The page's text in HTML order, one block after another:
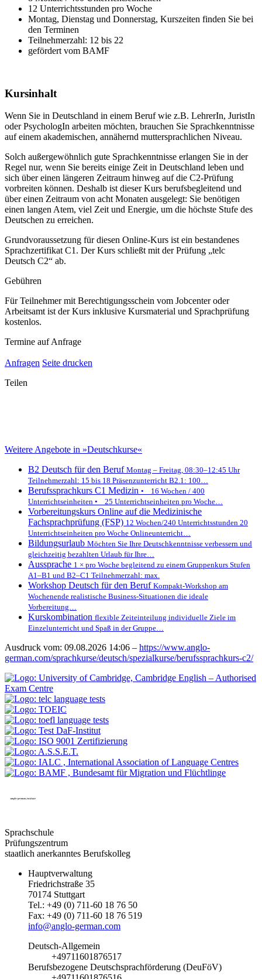
12 Unterrichtsstunden pro Woche
Montag, Dienstag und Donnerstag, Kurszeiten finden Sie bei
den Terminen
Teilnehmerzahl: 12 bis 22
gefördert vom BAMF
Kursinhalt
Wenn Sie in Deutschland in einem Beruf wie z.B. LehrerIn, JuristIn
oder PsychologIn arbeiten möchten, brauchen Sie Sprachkenntnisse
auf einem akademischen, annähernd muttersprachlichen Niveau.
Solch außergewöhnlich gute Sprachkenntnisse erlangen Sie in der
Regel nur, wenn Sie bereits einige Zeit in Deutschland leben und
sich über einen längeren Zeitraum hinweg auf die C2-Prüfung
vorbreiten können. Deshalb ist dieser Kurs berufsbegleitend und
über einen Zeitraum von acht Monaten ausgelegt: Sie benötigen
einen langen Atem, viel Zeit und Energie, um die höchste Stufe des
Deutschen zu erreichen.
Grundvoraussetzung für diesen Online-Kurs ist ein bestandenes
Sprachzertifikat C1. Der Kurs schließt mit der Prüfung „telc
Deutsch C2“ ab.
Gebühren
Für Teilnehmer mit Berechtigungsschein vom Jobcenter oder
Arbeitsamt ist der Kurs inklusive Kursmaterial und Sprachprüfung
kostenlos.
Termine auf Anfrage
Anfragen Seite drucken
Teilen
Weitere Angebote in »Deutschkurse«
B2 Deutsch für den Beruf Montag – Freitag, 08:30–12:45 Uhr
Teilnehmerzahl: 15 bis 18 Präsenzunterricht B2.1: 100…
Berufssprachkurs C1 Medizin • 16 Wochen / 400
Unterrichtseinheiten • 25 Unterrichtseinheiten pro Woche…
Vorbereitungskurs Online auf die Medizinische
Fachsprachprüfung (FSP) 12 Wochen/240 Unterrichtsstunden 20
Unterrichtseinheiten pro Woche Onlineunterricht…
Bildungsurlaub Möchten Sie Ihre Deutschkenntnisse verbessern und
gleichzeitig bezahlten Urlaub für Ihre…
Aussprache 1 × pro Woche begleitend zu einem Gruppenkurs Stufen
A1–B1 und B2–C1 Teilnehmerzahl: max.
Workshop Deutsch für den Beruf Kompakt-Workshop am
Wochenende realistische Business-Situationen die ideale
Vorbereitung…
Kurskombination flexible Zeiteinteilung individuelle Ziele im
Einzelunterricht und Spaß in der Gruppe…
Ausdruck vom: 09.08.2026 14:06 – https://www.anglo-
german.com/sprachkurse/deutsch/spezialkurse/berufssprachkurs-c2/
Sprachschule
Prüfungszentrum
staatlich anerkanntes Berufskolleg
Hauptverwaltung
Friedrichstraße 35
70174 Stuttgart
Tel.: +49 (0) 711-60 18 76 50
Fax: +49 (0) 711-60 18 76 519
info@anglo-german.com
Deutsch-Allgemein
+49711601876517
Berufsbezogene Deutschsprachförderung (DeuFöV)